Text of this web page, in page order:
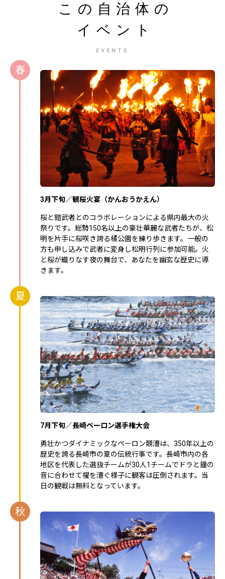
この自治体の
イベント
EVENTS
春
3月下旬／観桜火宴（かんおうかえん）
桜と鎧武者とのコラボレーションによる県内最大の火
祭りです。総勢150名以上の豪壮華麗な武者たちが、松
明を片手に桜咲き誇る橘公園を練り歩きます。一般の
方も申し込みで武者に変身し松明行列に参加可能。火
と桜が織りなす夜の舞台で、あなたを幽玄な歴史に導
きます。
夏
7月下旬／長崎ペーロン選手権大会
勇壮かつダイナミックなペーロン競漕は、350年以上の
歴史を誇る長崎市の夏の伝統行事です。長崎市内の各
地区を代表した選抜チームが30人1チームでドラと鐘の
音に合わせて櫂を漕ぐ様子に観客は圧倒されます。当
日の観戦は無料となっています。
秋